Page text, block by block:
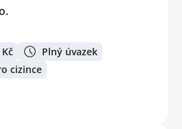
Plný úvazek
cizince